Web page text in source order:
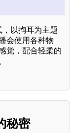
以掏耳为主题
会使用各种物
觉，配合轻柔的
秘密